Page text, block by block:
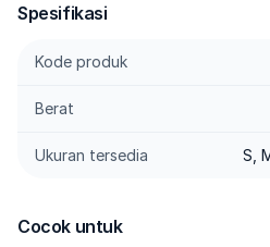
• 100% Soft Cotton
keringat ideal untuk ibadah dan
• Breathable & Lightweight
• Regular Clean Fit
harmonis.
Spesifikasi
Kode produk
Berat
Ukuran tersedia S,
Cocok untuk